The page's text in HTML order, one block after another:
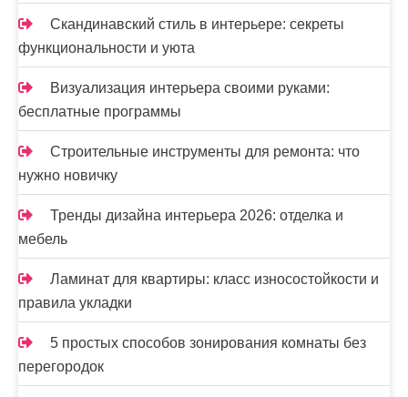
и
с
е
й
Скандинавский стиль в интерьере: секреты
функциональности и уюта
Визуализация интерьера своими руками:
бесплатные программы
Строительные инструменты для ремонта: что
нужно новичку
Тренды дизайна интерьера 2026: отделка и
мебель
Ламинат для квартиры: класс износостойкости и
правила укладки
5 простых способов зонирования комнаты без
перегородок